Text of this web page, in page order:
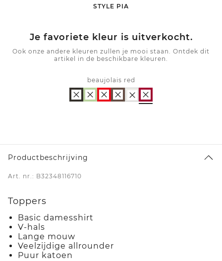
-
STYLE PIA
Je favoriete kleur is uitverkocht.
Ook onze andere kleuren zullen je mooi staan. Ontdek dit
artikel in de beschikbare kleuren.
beaujolais red
Productbeschrijving
Art. nr.: B32348116710
Toppers
Basic damesshirt
V-hals
Lange mouw
Veelzijdige allrounder
Puur katoen